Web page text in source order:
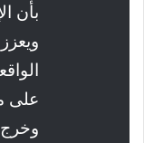
بأن
على
وخرج